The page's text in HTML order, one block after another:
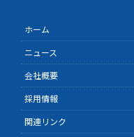
ホーム
ニュース
会社概要
採用情報
関連リンク